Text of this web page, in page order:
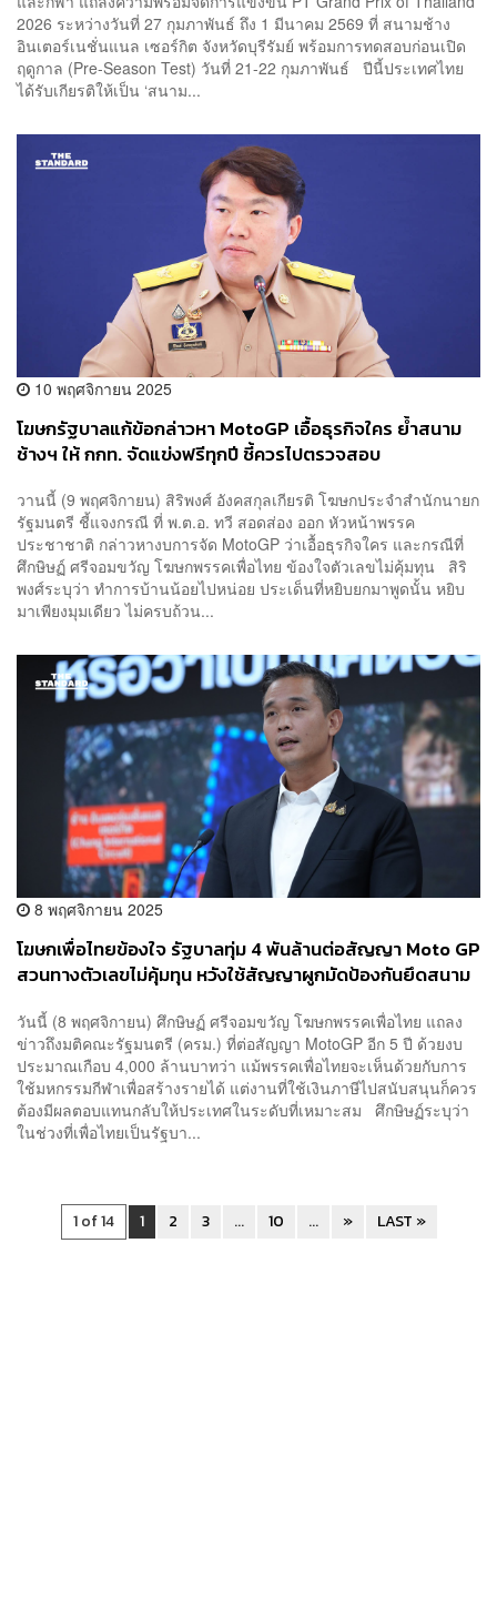
2026 ระหว่างวันที่ 27 กุมภาพันธ์ ถึง 1 มีนาคม 2569 ที่ สนามช้าง
อินเตอร์เนชั่นแนล เซอร์กิต จังหวัดบุรีรัมย์ พร้อมการทดสอบก่อนเปิด
ฤดูกาล (Pre-Season Test) วันที่ 21-22 กุมภาพันธ์ ปีนี้ประเทศไทย
ได้รับเกียรติให้เป็น ‘สนาม...
10 พฤศจิกายน 2025
โฆษกรัฐบาลแก้ข้อกล่าวหา MotoGP เอื้อธุรกิจใคร ย้ำสนาม
ช้างฯ ให้ กกท. จัดแข่งฟรีทุกปี ชี้ควรไปตรวจสอบ
วานนี้ (9 พฤศจิกายน) สิริพงศ์ อังคสกุลเกียรติ โฆษกประจำสำนักนายก
รัฐมนตรี ชี้แจงกรณี ที่ พ.ต.อ. ทวี สอดส่อง ออก หัวหน้าพรรค
ประชาชาติ กล่าวหางบการจัด MotoGP ว่าเอื้อธุรกิจใคร และกรณีที่
ศึกษิษฏ์ ศรีจอมขวัญ โฆษกพรรคเพื่อไทย ข้องใจตัวเลขไม่คุ้มทุน สิริ
พงศ์ระบุว่า ทำการบ้านน้อยไปหน่อย ประเด็นที่หยิบยกมาพูดนั้น หยิบ
มาเพียงมุมเดียว ไม่ครบถ้วน...
8 พฤศจิกายน 2025
โฆษกเพื่อไทย​ข้องใจ รัฐบาลทุ่ม 4 พันล้านต่อสัญญา Moto GP
สวนทางตัวเลขไม่คุ้มทุน หวังใช้สัญญาผูกมัดป้องกันยึดสนาม
วันนี้ (8 พฤศจิกายน) ศึกษิษฏ์ ศรีจอมขวัญ โฆษกพรรคเพื่อไทย แถลง
ข่าวถึงมติคณะรัฐมนตรี (ครม.) ที่ต่อสัญญา MotoGP อีก 5 ปี ด้วยงบ
ประมาณเกือบ 4,000 ล้านบาทว่า แม้พรรคเพื่อไทยจะเห็นด้วยกับการ
ใช้มหกรรมกีฬาเพื่อสร้างรายได้ แต่งานที่ใช้เงินภาษีไปสนับสนุนก็ควร
ต้องมีผลตอบแทนกลับให้ประเทศในระดับที่เหมาะสม ศึกษิษฏ์ระบุว่า
ในช่วงที่เพื่อไทยเป็นรัฐบา...
1 of 14 1 2 3 ... 10 ... » LAST »